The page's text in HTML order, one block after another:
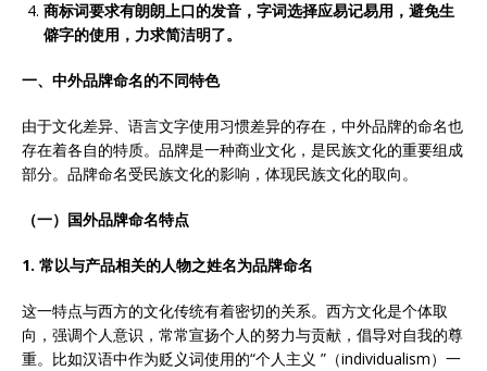
商标词要求有朗朗上口的发音，字词选择应易记易用，避免生
僻字的使用，力求简洁明了。
一、中外品牌命名的不同特色
由于文化差异、语言文字使用习惯差异的存在，中外品牌的命名也
存在着各自的特质。品牌是一种商业文化，是民族文化的重要组成
部分。品牌命名受民族文化的影响，体现民族文化的取向。
（一）国外品牌命名特点
1. 常以与产品相关的人物之姓名为品牌命名
这一特点与西方的文化传统有着密切的关系。西方文化是个体取
向，强调个人意识，常常宣扬个人的努力与贡献，倡导对自我的尊
重。比如汉语中作为贬义词使用的“个人主义 ”（individualism）一